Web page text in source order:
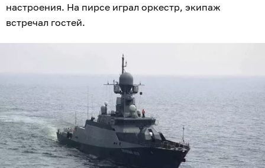
настроения. На пирсе играл оркестр, экипаж
встречал гостей.